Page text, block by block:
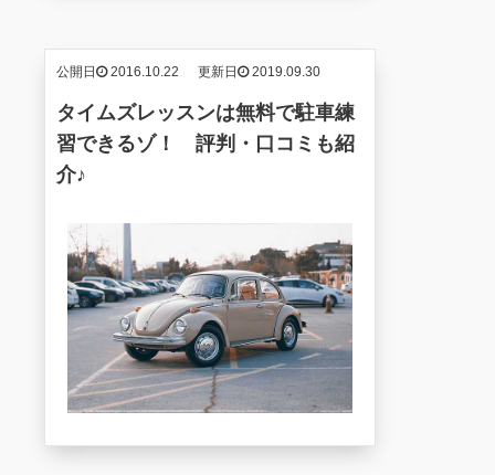
公開日 2016.10.22 更新日 2019.09.30
タイムズレッスンは無料で駐車練
習できるゾ！ 評判・口コミも紹
介♪